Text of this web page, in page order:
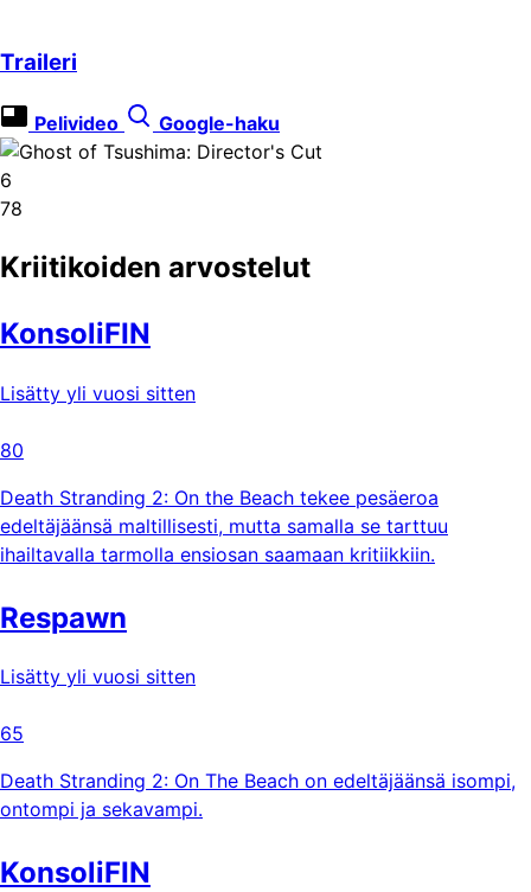
Traileri
Pelivideo Google-haku
6
78
Kriitikoiden arvostelut
KonsoliFIN
Lisätty yli vuosi sitten
80
Death Stranding 2: On the Beach tekee pesäeroa
edeltäjäänsä maltillisesti, mutta samalla se tarttuu
ihailtavalla tarmolla ensiosan saamaan kritiikkiin.
Respawn
Lisätty yli vuosi sitten
65
Death Stranding 2: On The Beach on edeltäjäänsä isompi,
ontompi ja sekavampi.
KonsoliFIN